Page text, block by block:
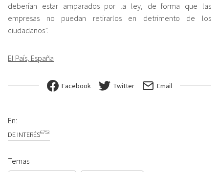
deberían estar amparados por la ley, de forma que las
empresas no puedan retirarlos en detrimento de los
ciudadanos”.
El País, España
Facebook Twitter Email
En:
DE INTERÉS6753
Temas